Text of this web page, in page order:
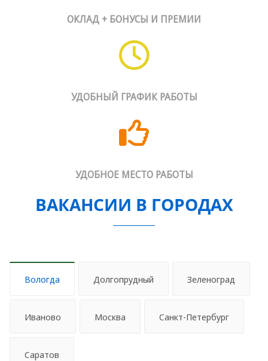
ОКЛАД + БОНУСЫ И ПРЕМИИ
УДОБНЫЙ ГРАФИК РАБОТЫ
УДОБНОЕ МЕСТО РАБОТЫ
ВАКАНСИИ В ГОРОДАХ
Вологда Долгопрудный Зеленоград
Иваново Москва Санкт-Петербург
Саратов